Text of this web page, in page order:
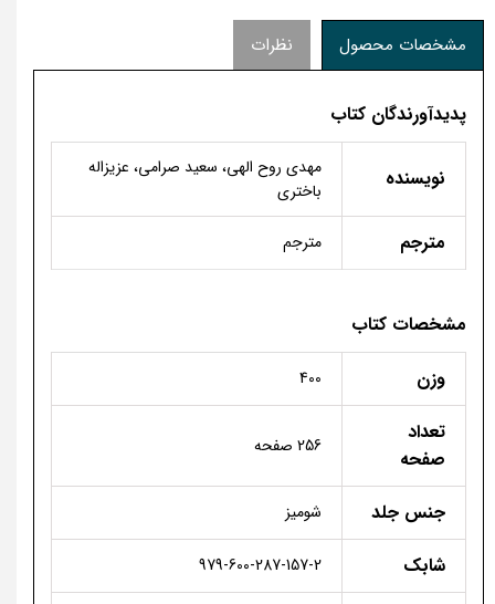
مشخصات محصول نظرات
پدیدآورندگان کتاب
نویسنده
مهدی روح الهی، سعید صرامی، عزیزاله
باختری
مترجم مترجم
مشخصات کتاب
وزن
400
تعداد
صفحه
256 صفحه
جنس جلد شومیز
شابک 979-600-287-157-2